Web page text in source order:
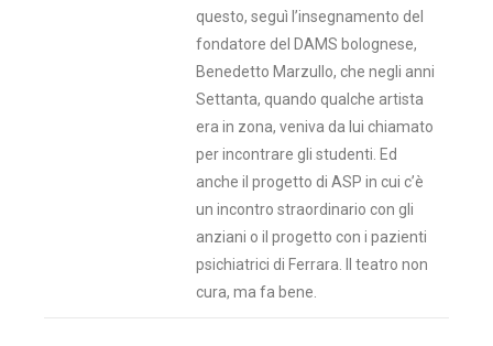
questo, seguì l’insegnamento del
fondatore del DAMS bolognese,
Benedetto Marzullo, che negli anni
Settanta, quando qualche artista
era in zona, veniva da lui chiamato
per incontrare gli studenti. Ed
anche il progetto di ASP in cui c’è
un incontro straordinario con gli
anziani o il progetto con i pazienti
psichiatrici di Ferrara. Il teatro non
cura, ma fa bene.